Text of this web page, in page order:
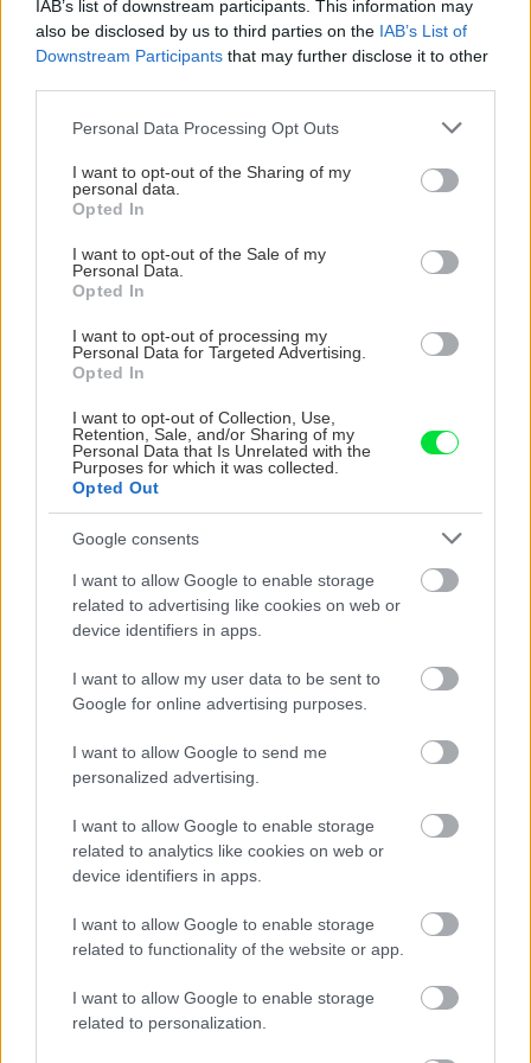
IAB’s list of downstream participants. This information may
also be disclosed by us to third parties on the IAB’s List of
Downstream Participants that may further disclose it to other
Please note that this website/app uses one or more Google
not limited to your visit or usage behaviour. You may click to
grant or deny consent to Google and its third-party tags to
use your data for below specified purposes in below Google
consent section.
Personal Data Processing Opt Outs
I want to opt-out of the Sharing of my
personal data.
Opted In
I want to opt-out of the Sale of my
Personal Data.
Opted In
I want to opt-out of processing my
Personal Data for Targeted Advertising.
Opted In
I want to opt-out of Collection, Use,
Retention, Sale, and/or Sharing of my
Personal Data that Is Unrelated with the
Purposes for which it was collected.
Opted Out
Google consents
I want to allow Google to enable storage
related to advertising like cookies on web or
device identifiers in apps.
I want to allow my user data to be sent to
Google for online advertising purposes.
I want to allow Google to send me
personalized advertising.
I want to allow Google to enable storage
related to analytics like cookies on web or
device identifiers in apps.
I want to allow Google to enable storage
related to functionality of the website or app.
I want to allow Google to enable storage
related to personalization.
orechové svietidlo
TÝŽDEŇ
Trvalky, ktoré znesú sucho a teplo? Tieto
vysaďte na miesta, na ktoré slnko svieti celý
Vnútorné žalúzie sú v 40-stupňových
horúčavách pasca: Prečo z okna robia radiátor
a ako to vyriešiť za pár eur?
Čo robiť, ak paradajky dozrievajú pomaly? Trik
s odlisťovaním funguje aj cez leto, ale pozor na
chyby
Chcete dominantu interiéru, ktorá pritiahne
pohľady? Vyrobte si takéto masívne orechové
svietidlo
Ako dlho variť kukuricu? Tieto časové rozdiely
vás prekvapia
NAŠE ČASOPISY